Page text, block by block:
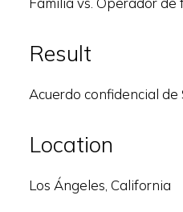
Result
Acuerdo confidencial de
Location
Los Ángeles, California